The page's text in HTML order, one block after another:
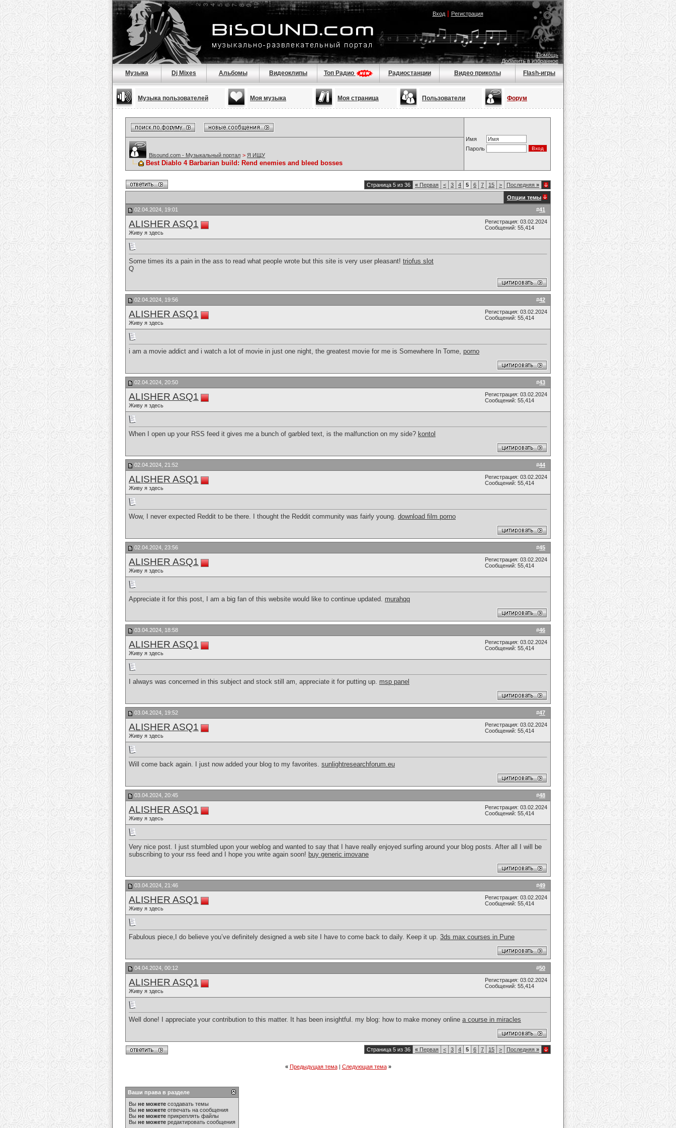
Вход| Регистрация
Помощь
Добавить в избранное
Музыка Dj Mixes Альбомы Видеоклипы Топ Радио Радиостанции Видео приколы Flash-игры
Музыка пользователей Моя музыка Моя страница Пользователи Форум
Имя
Пароль
Bisound.com - Музыкальный портал > Я ИЩУ
Best Diablo 4 Barbarian build: Rend enemies and bleed bosses
Страница 5 из 36 « Первая < 3 4 5 6 7 15 > Последняя »
Опции темы
#41
02.04.2024, 19:01
ALISHER ASQ1
Живу я здесь
Регистрация: 03.02.2024
Сообщений: 55,414
Some times its a pain in the ass to read what people wrote but this site is very user pleasant! triofus slot
Q
#42
02.04.2024, 19:56
ALISHER ASQ1
Живу я здесь
Регистрация: 03.02.2024
Сообщений: 55,414
i am a movie addict and i watch a lot of movie in just one night, the greatest movie for me is Somewhere In Tome, porno
#43
02.04.2024, 20:50
ALISHER ASQ1
Живу я здесь
Регистрация: 03.02.2024
Сообщений: 55,414
When I open up your RSS feed it gives me a bunch of garbled text, is the malfunction on my side? kontol
#44
02.04.2024, 21:52
ALISHER ASQ1
Живу я здесь
Регистрация: 03.02.2024
Сообщений: 55,414
Wow, I never expected Reddit to be there. I thought the Reddit community was fairly young. download film porno
#45
02.04.2024, 23:56
ALISHER ASQ1
Живу я здесь
Регистрация: 03.02.2024
Сообщений: 55,414
Appreciate it for this post, I am a big fan of this website would like to continue updated. murahqq
#46
03.04.2024, 18:58
ALISHER ASQ1
Живу я здесь
Регистрация: 03.02.2024
Сообщений: 55,414
I always was concerned in this subject and stock still am, appreciate it for putting up. msp panel
#47
03.04.2024, 19:52
ALISHER ASQ1
Живу я здесь
Регистрация: 03.02.2024
Сообщений: 55,414
Will come back again. I just now added your blog to my favorites. sunlightresearchforum.eu
#48
03.04.2024, 20:45
ALISHER ASQ1
Живу я здесь
Регистрация: 03.02.2024
Сообщений: 55,414
Very nice post. I just stumbled upon your weblog and wanted to say that I have really enjoyed surfing around your blog posts. After all I will be
subscribing to your rss feed and I hope you write again soon! buy generic imovane
#49
03.04.2024, 21:46
ALISHER ASQ1
Живу я здесь
Регистрация: 03.02.2024
Сообщений: 55,414
Fabulous piece,I do believe you’ve definitely designed a web site I have to come back to daily. Keep it up. 3ds max courses in Pune
#50
04.04.2024, 00:12
ALISHER ASQ1
Живу я здесь
Регистрация: 03.02.2024
Сообщений: 55,414
Well done! I appreciate your contribution to this matter. It has been insightful. my blog: how to make money online a course in miracles
Страница 5 из 36 « Первая < 3 4 5 6 7 15 > Последняя »
« Предыдущая тема| Следующая тема »
Ваши права в разделе
Вы не можете создавать темы
Вы не можете отвечать на сообщения
Вы не можете прикреплять файлы
Вы не можете редактировать сообщения